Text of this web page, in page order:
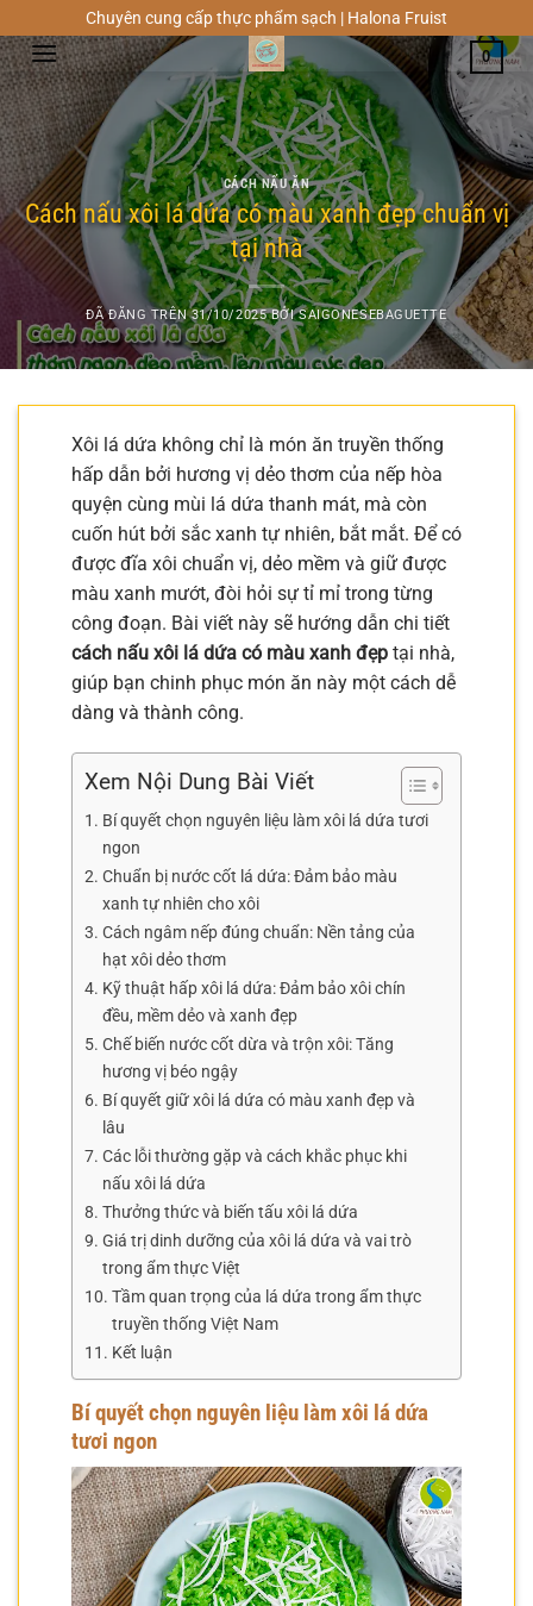
đến
nội
dung
Chuyên cung cấp thực phẩm sạch | Halona Fruist
0
CÁCH NẤU ĂN
Cách nấu xôi lá dứa có màu xanh đẹp chuẩn vị
tại nhà
ĐÃ ĐĂNG TRÊN31/10/2025 BỞISAIGONESEBAGUETTE
Xôi lá dứa không chỉ là món ăn truyền thống
hấp dẫn bởi hương vị dẻo thơm của nếp hòa
quyện cùng mùi lá dứa thanh mát, mà còn
cuốn hút bởi sắc xanh tự nhiên, bắt mắt. Để có
được đĩa xôi chuẩn vị, dẻo mềm và giữ được
màu xanh mướt, đòi hỏi sự tỉ mỉ trong từng
công đoạn. Bài viết này sẽ hướng dẫn chi tiết
cách nấu xôi lá dứa có màu xanh đẹp tại nhà,
giúp bạn chinh phục món ăn này một cách dễ
dàng và thành công.
Xem Nội Dung Bài Viết
Bí quyết chọn nguyên liệu làm xôi lá dứa tươi
ngon
Chuẩn bị nước cốt lá dứa: Đảm bảo màu
xanh tự nhiên cho xôi
Cách ngâm nếp đúng chuẩn: Nền tảng của
hạt xôi dẻo thơm
Kỹ thuật hấp xôi lá dứa: Đảm bảo xôi chín
đều, mềm dẻo và xanh đẹp
Chế biến nước cốt dừa và trộn xôi: Tăng
hương vị béo ngậy
Bí quyết giữ xôi lá dứa có màu xanh đẹp và
lâu
Các lỗi thường gặp và cách khắc phục khi
nấu xôi lá dứa
Thưởng thức và biến tấu xôi lá dứa
Giá trị dinh dưỡng của xôi lá dứa và vai trò
trong ẩm thực Việt
Tầm quan trọng của lá dứa trong ẩm thực
truyền thống Việt Nam
Kết luận
Bí quyết chọn nguyên liệu làm xôi lá dứa
tươi ngon